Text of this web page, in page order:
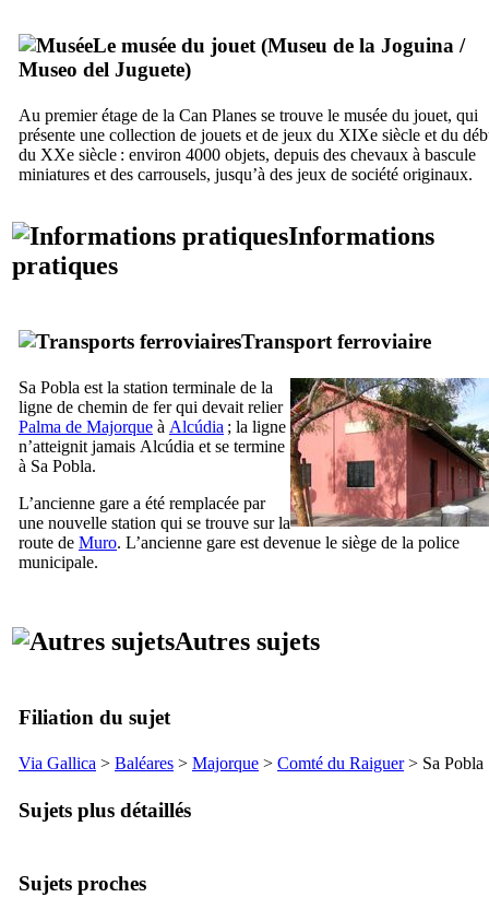
Le musée du jouet (Museu de la Joguina /
Museo del Juguete)
Au premier étage de la Can Planes se trouve le musée du jouet, qui
présente une collection de jouets et de jeux du XIXe siècle et du
du XXe siècle : environ 4000 objets, depuis des chevaux à bascule
miniatures et des carrousels, jusqu’à des jeux de société originaux.
Informations
pratiques
Transport ferroviaire
Sa Pobla est la station terminale de la
ligne de chemin de fer qui devait relier
Palma de Majorque à Alcúdia ; la ligne
n’atteignit jamais Alcúdia et se termine
à Sa Pobla.
L’ancienne gare a été remplacée par
une nouvelle station qui se trouve sur la
route de Muro. L’ancienne gare est devenue le siège de la police
municipale.
Autres sujets
Filiation du sujet
Via Gallica > Baléares > Majorque > Comté du Raiguer> Sa Pobla
Sujets plus détaillés
Sujets proches